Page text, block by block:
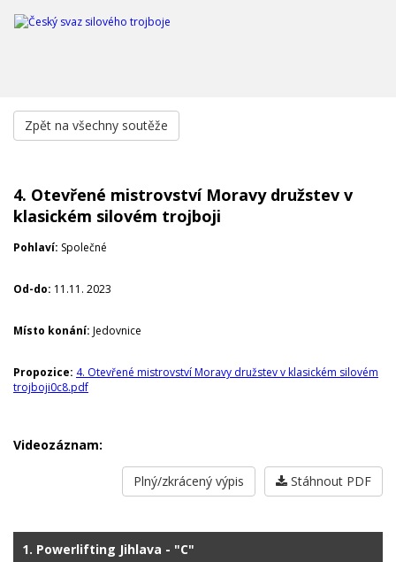
Zpět na všechny soutěže
4. Otevřené mistrovství Moravy družstev v
klasickém silovém trojboji
Pohlaví: Společné
Od-do: 11.11. 2023
Místo konání: Jedovnice
Propozice: 4. Otevřené mistrovství Moravy družstev v klasickém silovém
trojboji0c8.pdf
Videozáznam:
Stáhnout PDF
Plný/zkrácený výpis
1. Powerlifting Jihlava - "C"